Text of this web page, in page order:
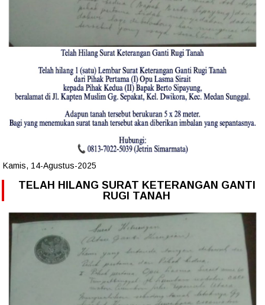
Kamis, 14-Agustus-2025
TELAH HILANG SURAT KETERANGAN GANTI
RUGI TANAH